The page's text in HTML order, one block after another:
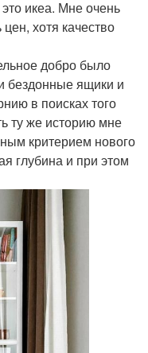
икеа. Мне очень
хотя качество
добро было
бездонные ящики и
в поисках того
ту же историю мне
критерием нового
глубина и при этом